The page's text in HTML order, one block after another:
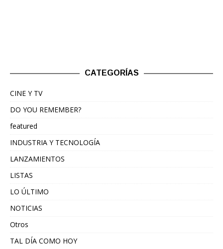
CATEGORÍAS
CINE Y TV
DO YOU REMEMBER?
featured
INDUSTRIA Y TECNOLOGÍA
LANZAMIENTOS
LISTAS
LO ÚLTIMO
NOTICIAS
Otros
TAL DÍA COMO HOY